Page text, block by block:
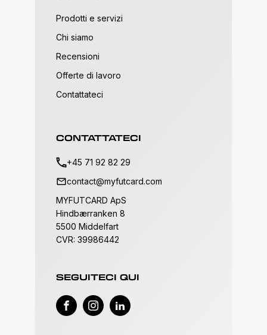
Prodotti e servizi
Chi siamo
Recensioni
Offerte di lavoro
Contattateci
CONTATTATECI
+45 71 92 82 29
contact@myfutcard.com
MYFUTCARD ApS
Hindbærranken 8
5500 Middelfart
CVR: 39986442
SEGUITECI QUI